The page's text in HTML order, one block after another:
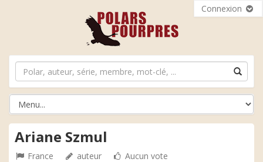
Connexion
Ariane Szmul
France auteur Aucun vote